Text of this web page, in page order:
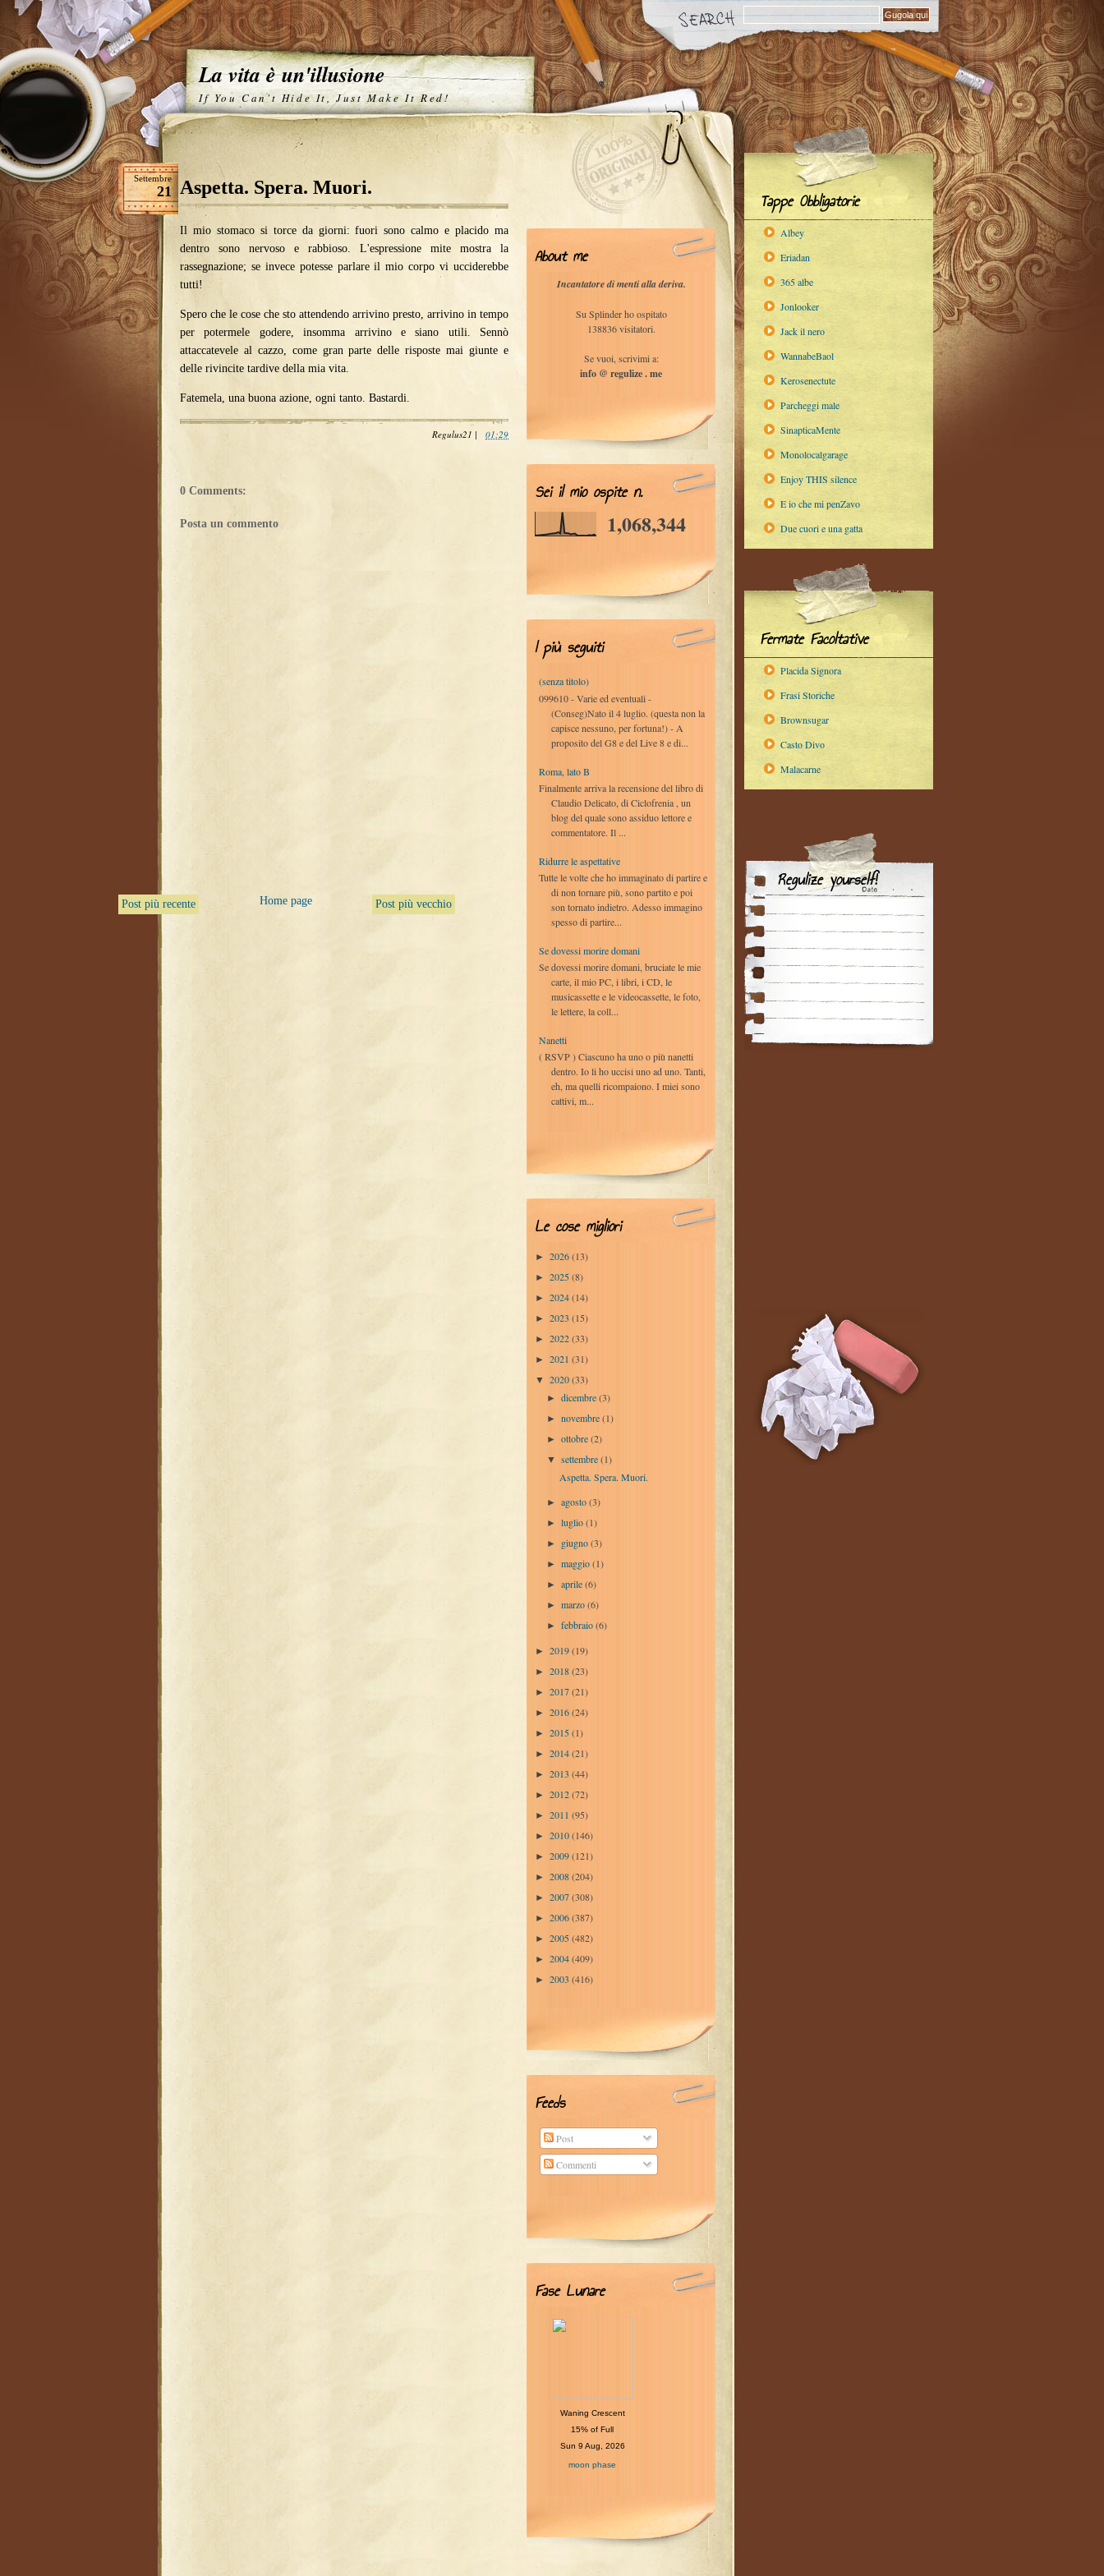
La vita è un'illusione
If You Can't Hide It, Just Make It Red!
Settembre
21 Aspetta. Spera. Muori.
Il mio stomaco si torce da giorni: fuori sono calmo e placido ma
dentro sono nervoso e rabbioso. L'espressione mite mostra la
rassegnazione; se invece potesse parlare il mio corpo vi ucciderebbe
tutti!
Spero che le cose che sto attendendo arrivino presto, arrivino in tempo
per potermele godere, insomma arrivino e siano utili. Sennò
attaccatevele al cazzo, come gran parte delle risposte mai giunte e
delle rivincite tardive della mia vita.
Fatemela, una buona azione, ogni tanto. Bastardi.
Regulus21 | 01:29
0 Comments:
Posta un commento
Post più recente Post più vecchio
Home page
Tappe Obbligatorie
Albey
Eriadan
365 albe
Jonlooker
Jack il nero
WannabeBaol
Kerosenectute
Parcheggi male
SinapticaMente
Monolocalgarage
Enjoy THIS silence
E io che mi penZavo
Due cuori e una gatta
Fermate Facoltative
Placida Signora
Frasi Storiche
Brownsugar
Casto Divo
Malacarne
Regulize yourself!
About me
Incantatore di menti alla deriva.
Su Splinder ho ospitato
138836 visitatori.
Se vuoi, scrivimi a:
info @ regulize . me
Sei il mio ospite n.
1,068,344
I più seguiti
(senza titolo)
099610 - Varie ed eventuali -
(Conseg)Nato il 4 luglio. (questa non la
capisce nessuno, per fortuna!) - A
proposito del G8 e del Live 8 e di...
Roma, lato B
Finalmente arriva la recensione del libro di
Claudio Delicato, di Ciclofrenia , un
blog del quale sono assiduo lettore e
commentatore. Il ...
Ridurre le aspettative
Tutte le volte che ho immaginato di partire e
di non tornare più, sono partito e poi
son tornato indietro. Adesso immagino
spesso di partire...
Se dovessi morire domani
Se dovessi morire domani, bruciate le mie
carte, il mio PC, i libri, i CD, le
musicassette e le videocassette, le foto,
le lettere, la coll...
Nanetti
( RSVP ) Ciascuno ha uno o più nanetti
dentro. Io li ho uccisi uno ad uno. Tanti,
eh, ma quelli ricompaiono. I miei sono
cattivi, m...
Le cose migliori
► 2026(13)
► 2025(8)
► 2024(14)
► 2023 (15)
► 2022(33)
► 2021 (31)
▼ 2020(33)
►dicembre(3)
►novembre(1)
►ottobre(2)
▼settembre(1)
Aspetta. Spera. Muori.
►agosto(3)
►luglio(1)
► giugno(3)
►maggio(1)
►aprile(6)
►marzo(6)
►febbraio(6)
► 2019(19)
► 2018(23)
► 2017(21)
► 2016(24)
► 2015(1)
► 2014(21)
► 2013 (44)
► 2012(72)
► 2011 (95)
► 2010(146)
► 2009(121)
► 2008(204)
► 2007(308)
► 2006(387)
► 2005(482)
► 2004(409)
► 2003 (416)
Feeds
Post
Commenti
Fase Lunare
Waning Crescent
15% of Full
Sun 9 Aug, 2026
moon phase